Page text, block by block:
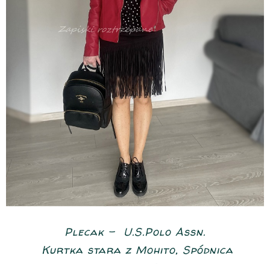
Plecak - U.S.Polo Assn.
Kurtka stara z Mohito, Spódnica